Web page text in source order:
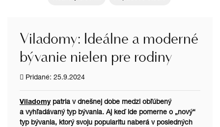
Viladomy: Ideálne a moderné
bývanie nielen pre rodiny
Pridané: 25.9.2024
Viladomypatria v dnešnej dobe medzi obľúbený
a vyhľadávaný typ bývania. Aj keď ide pomerne o „nový“
typ bývania, ktorý svoju popularitu naberá v posledných